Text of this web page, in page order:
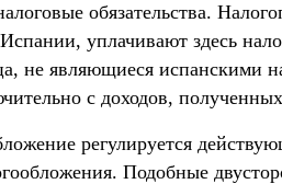
обязательства.
уплачивают здесь
не являющиеся испанскими
с доходов,
регулируется
Подобные